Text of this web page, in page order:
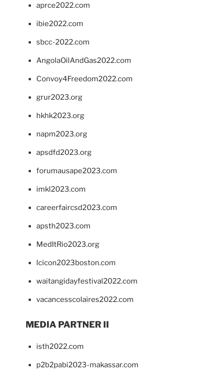
aprce2022.com
ibie2022.com
sbcc-2022.com
AngolaOilAndGas2022.com
Convoy4Freedom2022.com
grur2023.org
hkhk2023.org
napm2023.org
apsdfd2023.org
forumausape2023.com
imkl2023.com
careerfaircsd2023.com
apsth2023.com
MedItRio2023.org
lcicon2023boston.com
waitangidayfestival2022.com
vacancesscolaires2022.com
MEDIA PARTNER II
isth2022.com
p2b2pabi2023-makassar.com